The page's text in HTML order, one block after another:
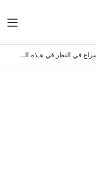
رئيس الجمهوريّة يؤكد على ضرورة الإسراع في النظر في هـذه الملفات